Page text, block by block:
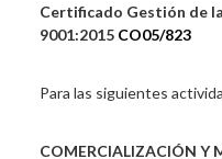
Certificado Gestión de
9001:2015 CO05/823
Para las siguientes
COMERCIALIZACIÓN Y